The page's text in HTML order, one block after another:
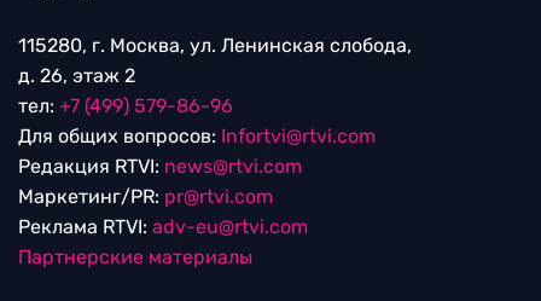
115280, г. Москва, ул. Ленинская слобода,
д. 26, этаж 2
тел: +7 (499) 579-86-96
Для общих вопросов: Infortvi@rtvi.com
Редакция RTVI: news@rtvi.com
Маркетинг/PR: pr@rtvi.com
Реклама RTVI: adv-eu@rtvi.com
Партнерские материалы